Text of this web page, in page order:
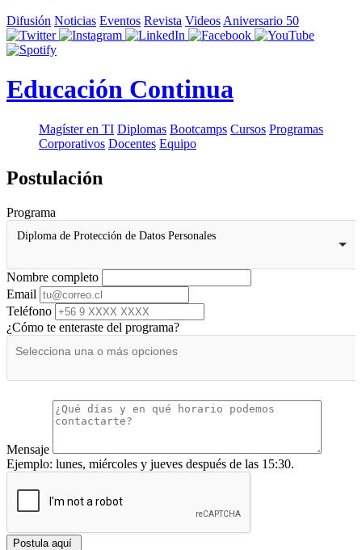
Difusión Noticias Eventos Revista Videos Aniversario 50
Educación Continua
Magíster en TI Diplomas Bootcamps Cursos Programas
Corporativos Docentes Equipo
Postulación
Programa
Diploma de Protección de Datos Personales
Nombre completo
Email
Teléfono
¿Cómo te enteraste del programa?
Mensaje
Ejemplo: lunes, miércoles y jueves después de las 15:30.
Postula aquí